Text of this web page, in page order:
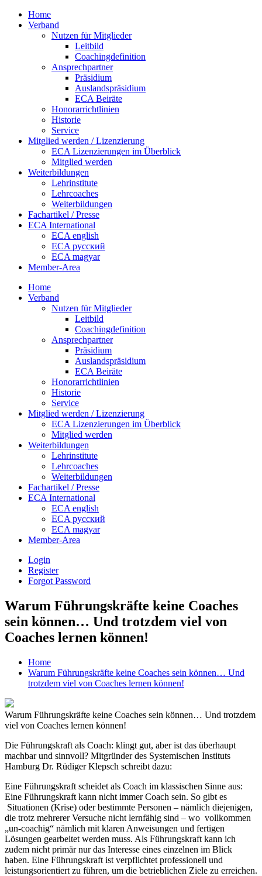
Home
Verband
Nutzen für Mitglieder
Leitbild
Coachingdefinition
Ansprechpartner
Präsidium
Auslandspräsidium
ECA Beiräte
Honorarrichtlinien
Historie
Service
Mitglied werden / Lizenzierung
ECA Lizenzierungen im Überblick
Mitglied werden
Weiterbildungen
Lehrinstitute
Lehrcoaches
Weiterbildungen
Fachartikel / Presse
ECA International
ECA english
ECA русский
ECA magyar
Member-Area
Home
Verband
Nutzen für Mitglieder
Leitbild
Coachingdefinition
Ansprechpartner
Präsidium
Auslandspräsidium
ECA Beiräte
Honorarrichtlinien
Historie
Service
Mitglied werden / Lizenzierung
ECA Lizenzierungen im Überblick
Mitglied werden
Weiterbildungen
Lehrinstitute
Lehrcoaches
Weiterbildungen
Fachartikel / Presse
ECA International
ECA english
ECA русский
ECA magyar
Member-Area
Login
Register
Forgot Password
Warum Führungskräfte keine Coaches
sein können… Und trotzdem viel von
Coaches lernen können!
Home
Warum Führungskräfte keine Coaches sein können… Und
trotzdem viel von Coaches lernen können!
Warum Führungskräfte keine Coaches sein können… Und trotzdem
viel von Coaches lernen können!
Die Führungskraft als Coach: klingt gut, aber ist das überhaupt
machbar und sinnvoll? Mitgründer des Systemischen Instituts
Hamburg Dr. Rüdiger Klepsch schreibt dazu:
Eine Führungskraft scheidet als Coach im klassischen Sinne aus:
Eine Führungskraft kann nicht immer Coach sein. So gibt es
Situationen (Krise) oder bestimmte Personen – nämlich diejenigen,
die trotz mehrerer Versuche nicht lernfähig sind – wo vollkommen
„un-coachig“ nämlich mit klaren Anweisungen und fertigen
Lösungen gearbeitet werden muss. Als Führungskraft kann ich
zudem nicht primär nur das Interesse eines einzelnen im Blick
haben. Eine Führungskraft ist verpflichtet professionell und
leistungsorientiert zu führen, um die betrieblichen Ziele zu erreichen.